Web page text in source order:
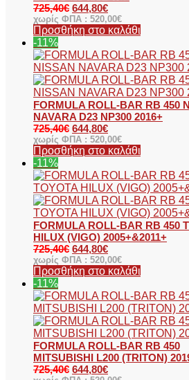
725,40€ 644,80€
χωρίς ΦΠΑ : 520,00€
Προσθήκη στο καλάθι
-11%
FORMULA ROLL-BAR RB 450
NAVARA D23 NP300 2016+
725,40€ 644,80€
χωρίς ΦΠΑ : 520,00€
Προσθήκη στο καλάθι
-11%
FORMULA ROLL-BAR RB 450
HILUX (VIGO) 2005+&2011+
725,40€ 644,80€
χωρίς ΦΠΑ : 520,00€
Προσθήκη στο καλάθι
-11%
FORMULA ROLL-BAR RB 450
MITSUBISHI L200 (TRITON)
725,40€ 644,80€